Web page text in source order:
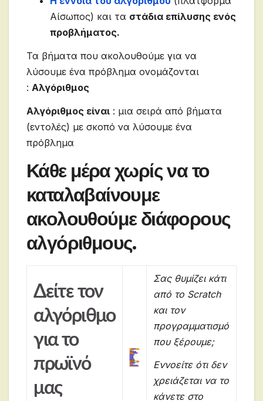
Αίσωπος) και τα στάδια επίλυσης ενός
προβλήματος.
Τα βήματα που ακολουθούμε για να
λύσουμε ένα πρόβλημα ονομάζονται
: Αλγόριθμος
Αλγόριθμος είναι : μια σειρά από βήματα
(εντολές) με σκοπό να λύσουμε ένα
πρόβλημα
Κάθε μέρα χωρίς να το
καταλαβαίνουμε
ακολουθούμε διάφορους
αλγόριθμους.
Δείτε τον
αλγόριθμο
για το
πρωϊνό
μας
Σας θυμίζει κάτι
από το Scratch
και τον
προγραμματισμό
που ξέρουμε;
Εννοείτε ότι δεν
χρειάζεται να το
κάνετε στο